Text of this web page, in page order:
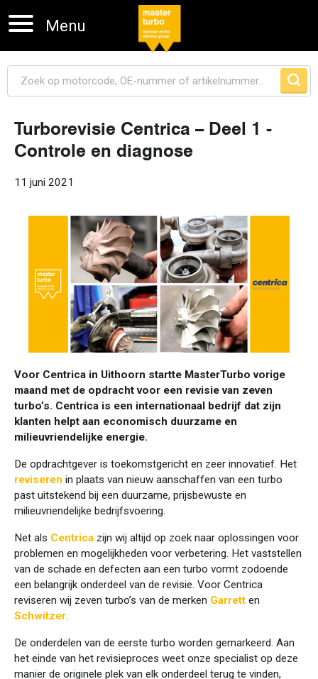
Menu
Navigatie overslaan
Turborevisie Centrica – Deel 1 -
Controle en diagnose
11 juni 2021
Voor Centrica in Uithoorn startte MasterTurbo vorige
maand met de opdracht voor een revisie van zeven
turbo’s. Centrica is een internationaal bedrijf dat zijn
klanten helpt aan economisch duurzame en
milieuvriendelijke energie.
De opdrachtgever is toekomstgericht en zeer innovatief. Het
reviseren in plaats van nieuw aanschaffen van een turbo
past uitstekend bij een duurzame, prijsbewuste en
milieuvriendelijke bedrijfsvoering.
Net als Centrica zijn wij altijd op zoek naar oplossingen voor
problemen en mogelijkheden voor verbetering. Het vaststellen
van de schade en defecten aan een turbo vormt zodoende
een belangrijk onderdeel van de revisie. Voor Centrica
reviseren wij zeven turbo’s van de merken Garrett en
Schwitzer.
De onderdelen van de eerste turbo worden gemarkeerd. Aan
het einde van het revisieproces weet onze specialist op deze
manier de originele plek van elk onderdeel terug te vinden,